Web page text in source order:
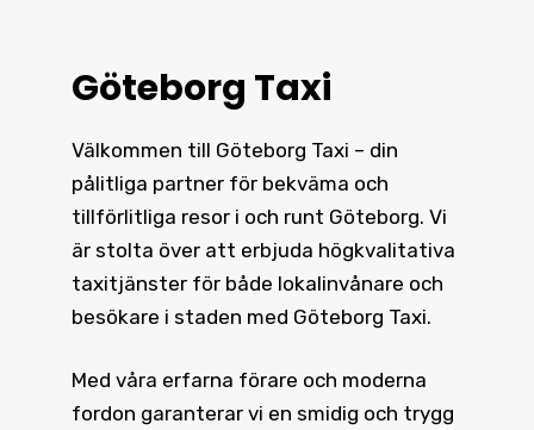
Göteborg Taxi
Välkommen till Göteborg Taxi – din
pålitliga partner för bekväma och
tillförlitliga resor i och runt Göteborg. Vi
är stolta över att erbjuda högkvalitativa
taxitjänster för både lokalinvånare och
besökare i staden med Göteborg Taxi.
Med våra erfarna förare och moderna
fordon garanterar vi en smidig och trygg